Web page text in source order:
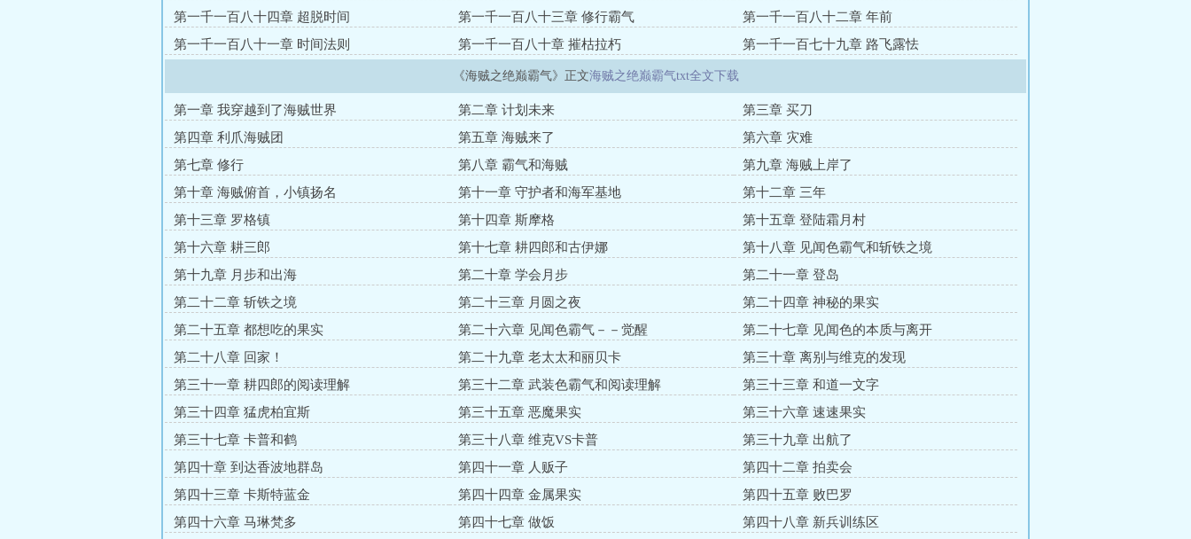
第一千一百八十四章 超脱时间
第一千一百八十三章 修行霸气
第一千一百八十二章 年前
第一千一百八十一章 时间法则
第一千一百八十章 摧枯拉朽 第一千一百七十九章 路飞露怯
《海贼之绝巅霸气》正文海贼之绝巅霸气txt全文下载
第一章 我穿越到了海贼世界 第二章 计划未来
第三章 买刀
第四章 利爪海贼团
第五章 海贼来了
第六章 灾难
第七章 修行
第八章 霸气和海贼
第九章 海贼上岸了
第十章 海贼俯首，小镇扬名
第十一章 守护者和海军基地
第十二章 三年
第十三章 罗格镇
第十四章 斯摩格
第十五章 登陆霜月村
第十六章 耕三郎
第十七章 耕四郎和古伊娜
第十八章 见闻色霸气和斩铁之境
第十九章 月步和出海
第二十章 学会月步
第二十一章 登岛
第二十二章 斩铁之境
第二十三章 月圆之夜
第二十四章 神秘的果实
第二十五章 都想吃的果实
第二十六章 见闻色霸气－－觉醒
第二十七章 见闻色的本质与离开
第二十八章 回家！
第二十九章 老太太和丽贝卡
第三十章 离别与维克的发现
第三十一章 耕四郎的阅读理解
第三十二章 武装色霸气和阅读理解
第三十三章 和道一文字
第三十四章 猛虎柏宜斯
第三十五章 恶魔果实
第三十六章 速速果实
第三十七章 卡普和鹤
第三十八章 维克VS卡普
第三十九章 出航了
第四十章 到达香波地群岛
第四十一章 人贩子
第四十二章 拍卖会
第四十三章 卡斯特蓝金
第四十四章 金属果实
第四十五章 败巴罗
第四十六章 马琳梵多
第四十七章 做饭
第四十八章 新兵训练区